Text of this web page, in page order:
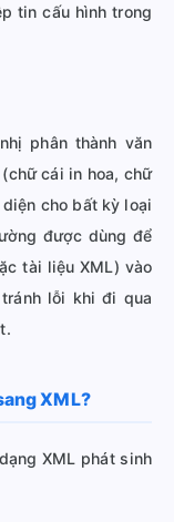
tin cấu hình trong
phân thành văn
cái in hoa, chữ
cho bất kỳ loại
được dùng để
tài liệu XML) vào
lỗi khi đi qua
XML?
XML phát sinh